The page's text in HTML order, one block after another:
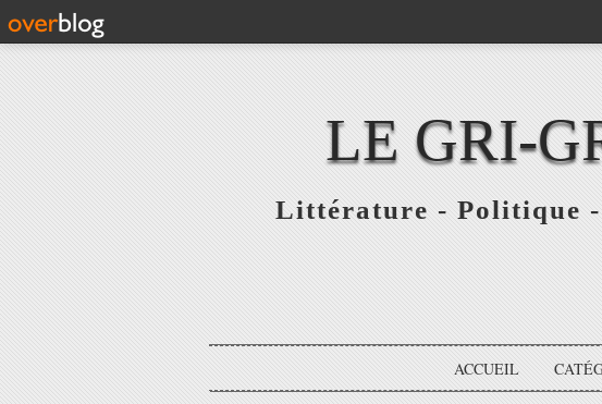
LE GRI-
Littérature - Politique -
ACCUEIL